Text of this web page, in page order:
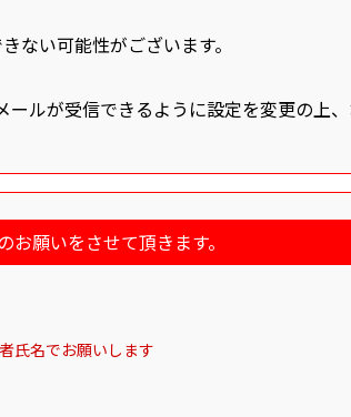
い可能性がございます。
ルが受信できるように設定を変更の上
願いをさせて頂きます。
氏名でお願いします